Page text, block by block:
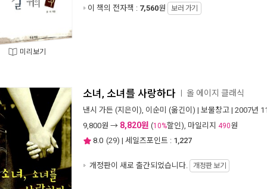
미리보기
이 책의 전자책 : 7,560원 보러 가기
소녀, 소녀를 사랑하다 올 에이지 클래식
낸시 가든 (지은이), 이순미 (옮긴이) | 보물창고 | 2007년
9,800원 → 8,820원 (10%할인), 마일리지 490원
8.0 (29) | 세일즈포인트 : 1,227
개정판이 새로 출간되었습니다. 개정판 보기